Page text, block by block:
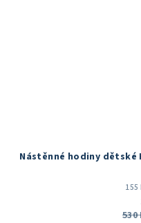
Nástěnné hodiny dětské
155
530